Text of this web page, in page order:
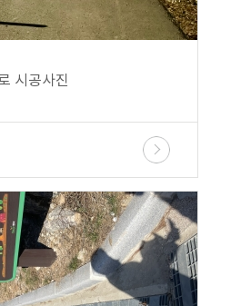
시공사진